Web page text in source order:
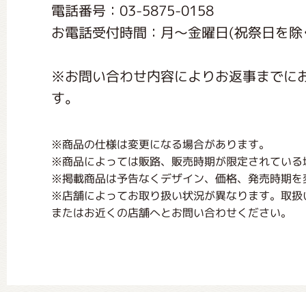
電話番号：03-5875-0158
お電話受付時間：月〜金曜日(祝祭日を
※お問い合わせ内容によりお返事までに
す。
※商品の仕様は変更になる場合があります。
※商品によっては販路、販売時期が限定されてい
※掲載商品は予告なくデザイン、価格、発売時期
※店舗によってお取り扱い状況が異なります。取
またはお近くの店舗へとお問い合わせください。